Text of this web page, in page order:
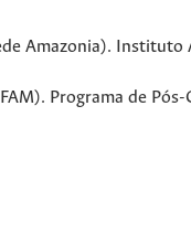
Amazonia). Instituto
Programa de Pós-